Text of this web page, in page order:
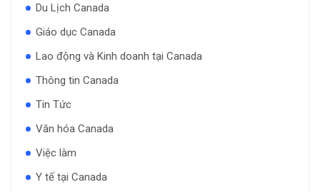
Du Lịch Canada
Giáo dục Canada
Lao động và Kinh doanh tại Canada
Thông tin Canada
Tin Tức
Văn hóa Canada
Việc làm
Y tế tại Canada